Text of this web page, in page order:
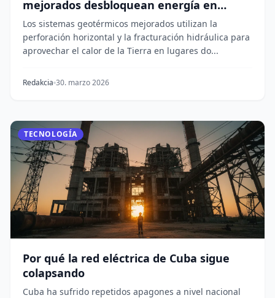
mejorados desbloquean energía en
cualquier lugar
Los sistemas geotérmicos mejorados utilizan la
perforación horizontal y la fracturación hidráulica para
aprovechar el calor de la Tierra en lugares do...
Redakcia 30. marzo 2026
TECNOLOGÍA
Por qué la red eléctrica de Cuba sigue
colapsando
Cuba ha sufrido repetidos apagones a nivel nacional